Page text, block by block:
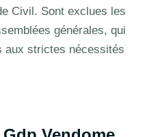
Civil. Sont exclues les
générales, qui
aux strictes nécessités